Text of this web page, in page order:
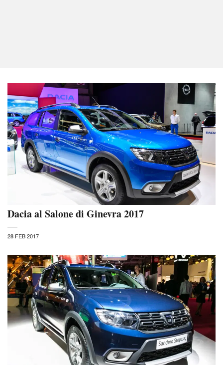
Dacia al Salone di Ginevra 2017
28 FEB 2017